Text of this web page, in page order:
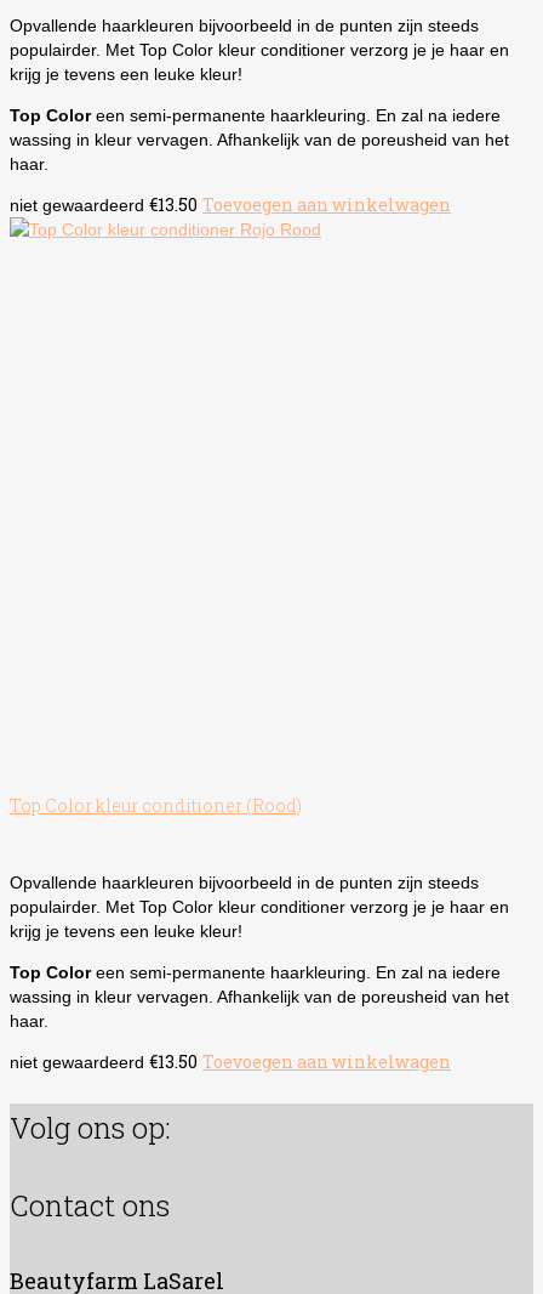
Opvallende haarkleuren bijvoorbeeld in de punten zijn steeds
populairder. Met Top Color kleur conditioner verzorg je je haar en
krijg je tevens een leuke kleur!
Top Coloreen semi-permanente haarkleuring. En zal na iedere
wassing in kleur vervagen. Afhankelijk van de poreusheid van het
haar.
niet gewaardeerd €13.50 Toevoegen aan winkelwagen
Top Color kleur conditioner (Rood)
Opvallende haarkleuren bijvoorbeeld in de punten zijn steeds
populairder. Met Top Color kleur conditioner verzorg je je haar en
krijg je tevens een leuke kleur!
Top Coloreen semi-permanente haarkleuring. En zal na iedere
wassing in kleur vervagen. Afhankelijk van de poreusheid van het
haar.
niet gewaardeerd €13.50 Toevoegen aan winkelwagen
Volg ons op:
Contact ons
Beautyfarm LaSarel